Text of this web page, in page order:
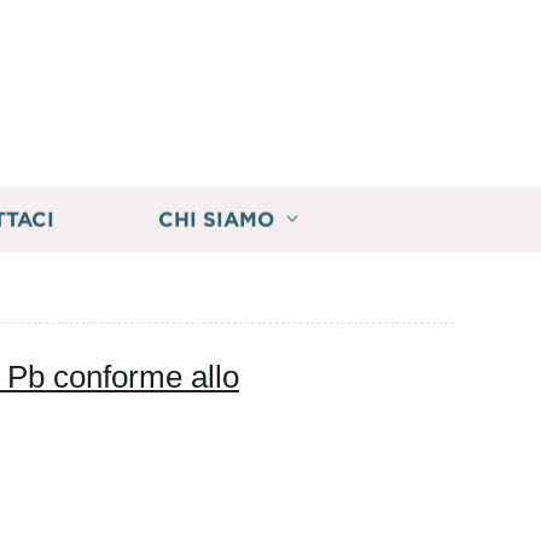
CHI SIAMO
conforme allo